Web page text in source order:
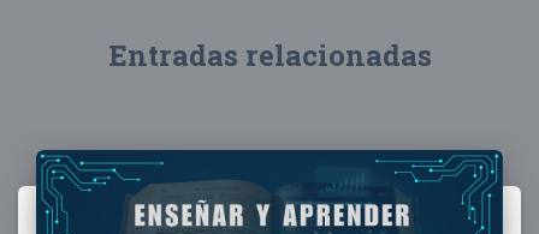
Entradas relacionadas